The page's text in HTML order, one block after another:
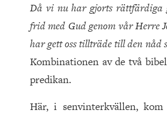
Då vi nu har gjorts rättfärdiga
frid med Gud genom vår Herre
har gett oss tillträde till den nåd
Kombinationen av de två
predikan.
Här, i senvinterkvällen,